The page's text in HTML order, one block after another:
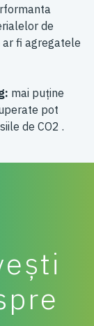
de
fi agregatele
mai puține
pot
de CO2 .